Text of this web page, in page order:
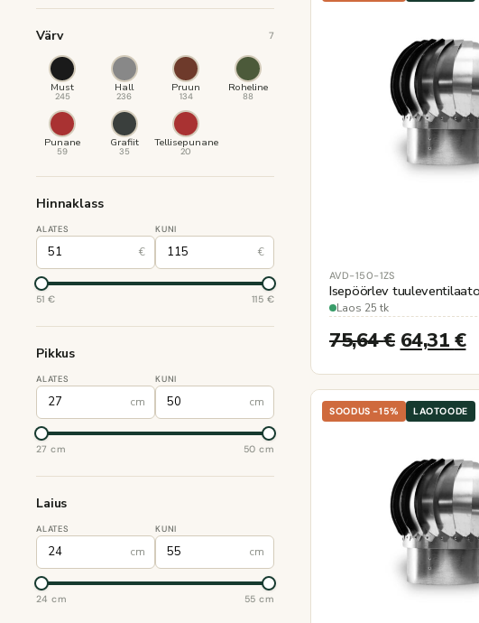
Värv 7
Must
245
Hall
236
Pruun
134
Roheline
88
Punane
59
Grafiit
35
Tellisepunane
20
Hinnaklass
ALATES
€
KUNI
€
51 € 115 €
Pikkus
ALATES
cm
KUNI
cm
27 cm 50 cm
Laius
ALATES
cm
KUNI
cm
24 cm 55 cm
AVD-150-1ZS
Isepöörlev
Laos 25 tk
75,64€ 64,31 €
SOODUS -15% LAOTOODE